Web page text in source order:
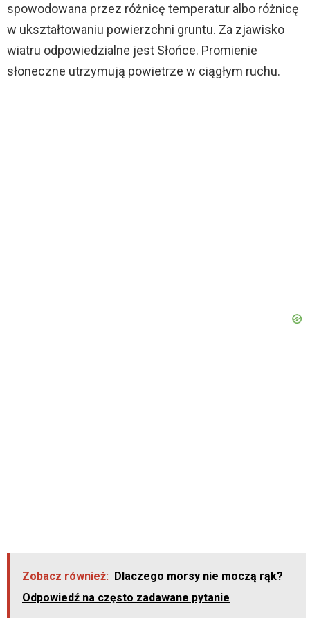
spowodowana przez różnicę temperatur albo różnicę
w ukształtowaniu powierzchni gruntu. Za zjawisko
wiatru odpowiedzialne jest Słońce. Promienie
słoneczne utrzymują powietrze w ciągłym ruchu.
Zobacz również: Dlaczego morsy nie moczą rąk?
Odpowiedź na często zadawane pytanie